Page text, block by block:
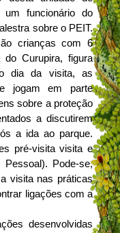
funcionário do
sobre o PEIT.
crianças com 6
Curupira, figura
dia da visita, as
jogam em parte
sobre a proteção
a discutirem
a ida ao parque.
pré-visita visita e
Pessoal). Pode-se,
visita nas práticas
ligações com a
desenvolvidas